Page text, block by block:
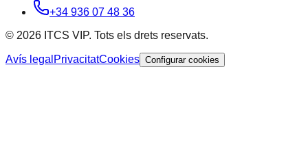
+34 936 07 48 36
© 2026 ITCS VIP. Tots els drets reservats.
Avís legal PrivacitatCookies Configurar cookies